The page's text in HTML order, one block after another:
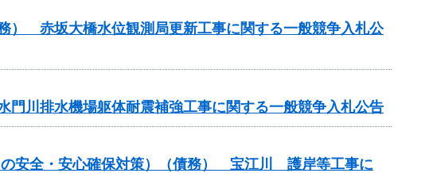
） 赤坂大橋水位観測局更新工事に関する一般競争入札公
川排水機場躯体耐震補強工事に関する一般競争入札公告
安全・安心確保対策）（債務） 宝江川 護岸等工事に